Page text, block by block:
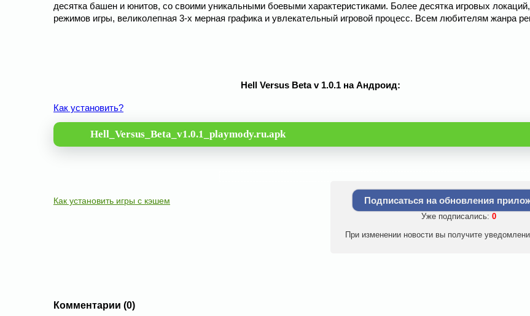
десятка башен и юнитов, со своими уникальными боевыми характеристиками. Более десятка игровых
режимов игры, великолепная 3-х мерная графика и увлекательный игровой процесс. Всем любителям жанра
Hell Versus Beta v 1.0.1 на Андроид:
Как установить?
Hell_Versus_Beta_v1.0.1_playmody.ru.apk
Как установить игры с кэшем Подписаться на обновления
Уже подписались: 0
При изменении новости вы получите
Комментарии (0)